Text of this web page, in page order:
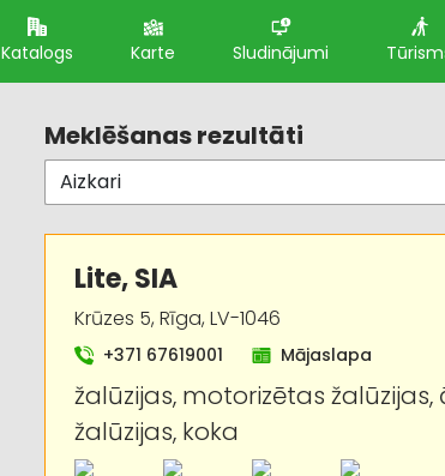
Katalogs Karte Sludinājumi
Meklēšanas rezultāti
Lite, SIA
Krūzes 5, Rīga, LV-1046
+371 67619001 Mājaslapa
žalūzijas, motorizētas žalūzijas,
žalūzijas, koka